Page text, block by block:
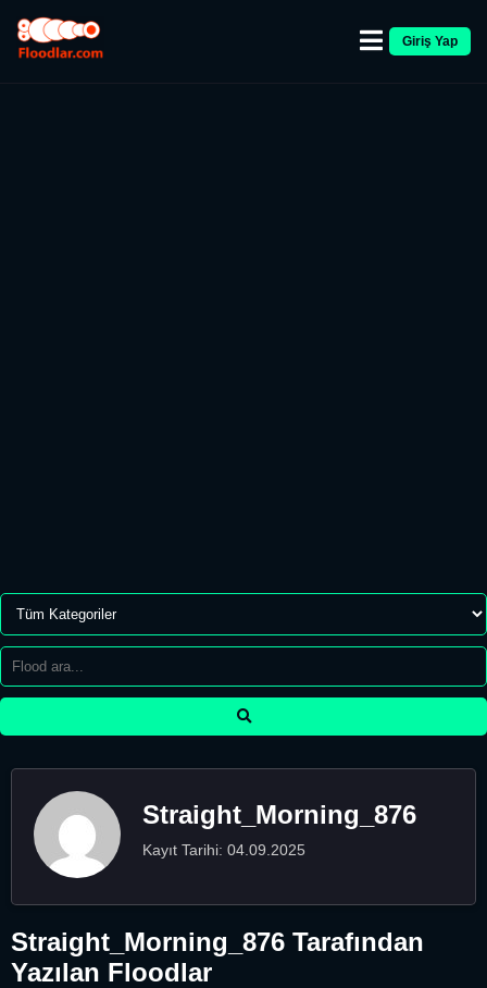
Giriş Yap
Straight_Morning_876
Kayıt Tarihi: 04.09.2025
Straight_Morning_876 Tarafından
Yazılan Floodlar